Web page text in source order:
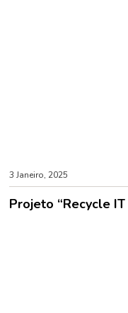
3 Janeiro, 2025
Projeto “Recycle